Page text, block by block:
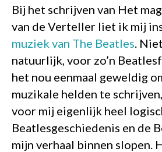
Bij het schrijven van Het
van de Verteller liet ik mij
muziek van The Beatles.
natuurlijk, voor zo’n
het nou eenmaal geweldig
muzikale helden te
voor mij eigenlijk heel
Beatlesgeschiedenis en de
mijn verhaal binnen slopen.